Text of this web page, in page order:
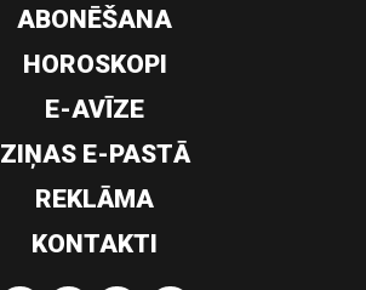
ABONĒŠANA
HOROSKOPI
E-AVĪZE
ZIŅAS E-PASTĀ
REKLĀMA
KONTAKTI